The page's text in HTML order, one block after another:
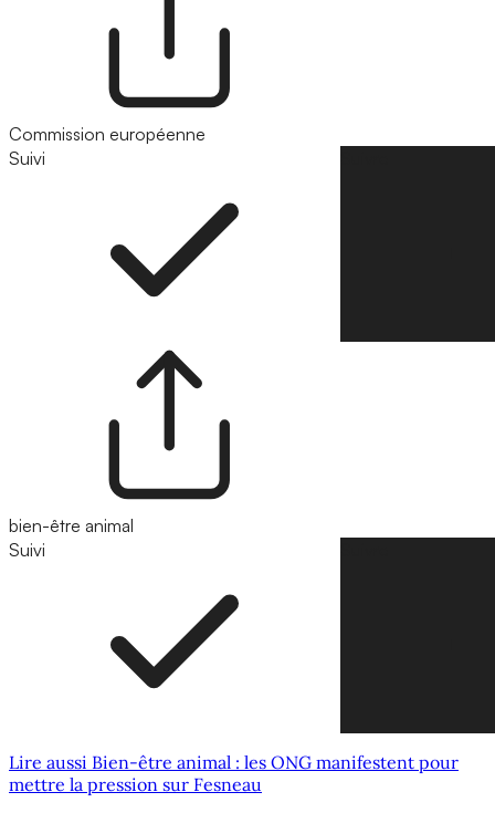
Commission européenne
Suivi
bien-être animal
Suivi
Lire aussi Bien-être animal : les ONG manifestent pour
mettre la pression sur Fesneau